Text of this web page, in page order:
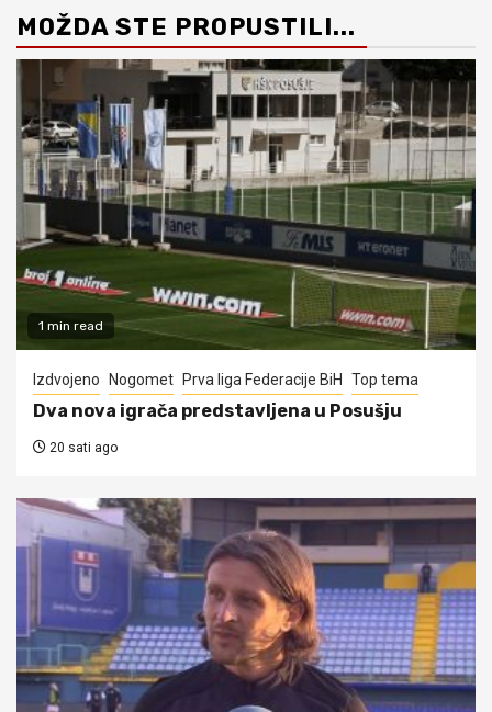
MOŽDA STE PROPUSTILI...
1 min read
Izdvojeno Nogomet Prva liga Federacije BiH Top tema
Dva nova igrača predstavljena u Posušju
20 sati ago